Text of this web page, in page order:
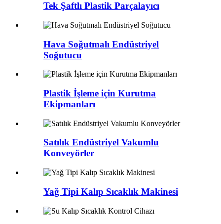
Tek Şaftlı Plastik Parçalayıcı
Hava Soğutmalı Endüstriyel
Soğutucu
Plastik İşleme için Kurutma
Ekipmanları
Satılık Endüstriyel Vakumlu
Konveyörler
Yağ Tipi Kalıp Sıcaklık Makinesi